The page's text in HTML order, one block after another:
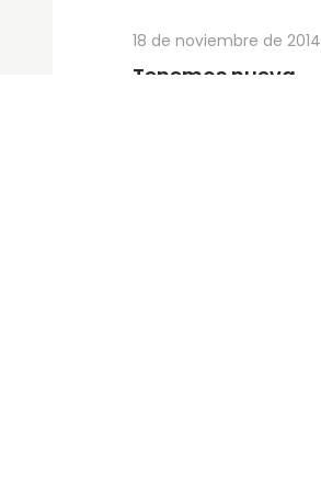
Tenemos nueva
18 de noviembre de 2014